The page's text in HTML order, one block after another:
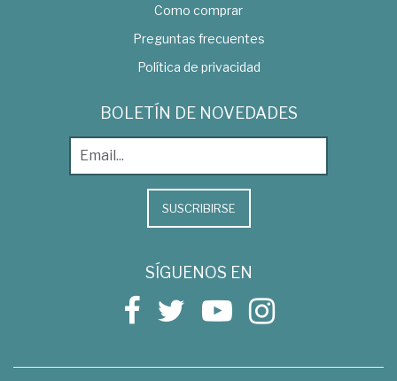
Como comprar
Preguntas frecuentes
Política de privacidad
BOLETÍN DE NOVEDADES
SUSCRIBIRSE
SÍGUENOS EN